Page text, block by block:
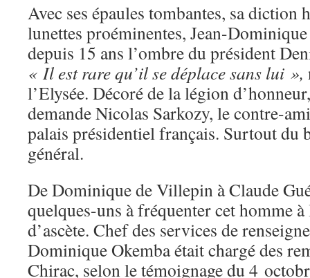
Avec ses épaules tombantes, sa diction
lunettes proéminentes, Jean-
depuis 15 ans l’ombre du président
« Il est rare qu’il se déplace sans lui »,
l’Elysée. Décoré de la légion
demande Nicolas Sarkozy, le contre-
palais présidentiel français. Surtout du
général.
De Dominique de Villepin à Claude
quelques-uns à fréquenter cet homme
d’ascète. Chef des services de
Dominique Okemba était chargé des
Chirac, selon le témoignage du 4